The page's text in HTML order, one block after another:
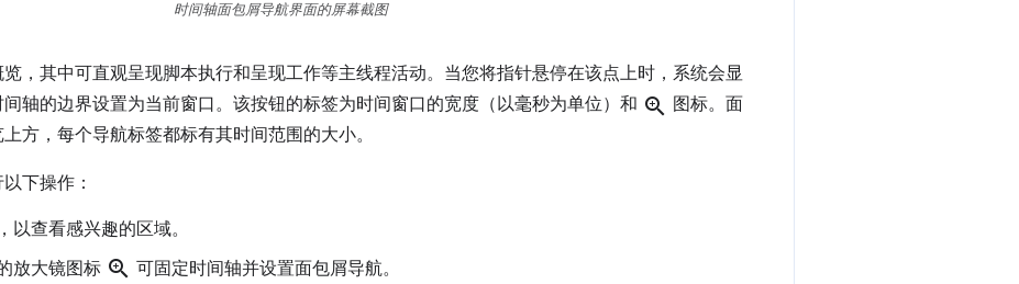
时间轴面包屑导航界面的屏幕截图
，其中可直观呈现脚本执行和呈现工作等主线程活动。当您将指针悬停在该点上时，系统会显
轴的边界设置为当前窗口。该按钮的标签为时间窗口的宽度（以毫秒为单位）和 zoom_in 图标。面
方，每个导航标签都标有其时间范围的大小。
下操作：
以查看感兴趣的区域。
放大镜图标 zoom_in 可固定时间轴并设置面包屑导航。